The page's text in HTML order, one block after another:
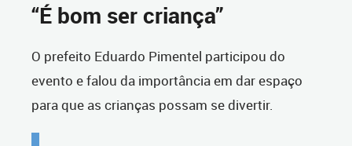
“É bom ser criança”
O prefeito Eduardo Pimentel participou do
evento e falou da importância em dar espaço
para que as crianças possam se divertir.